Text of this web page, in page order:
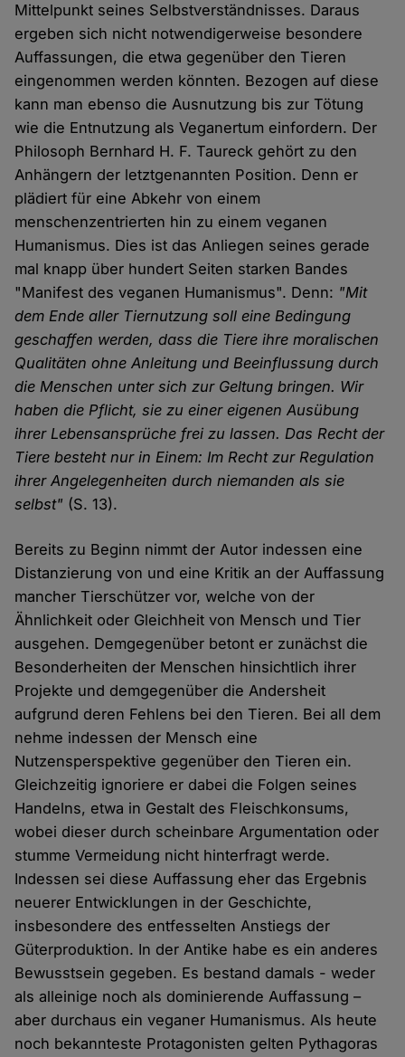
Mittelpunkt seines Selbstverständnisses. Daraus
ergeben sich nicht notwendigerweise besondere
Auffassungen, die etwa gegenüber den Tieren
eingenommen werden könnten. Bezogen auf diese
kann man ebenso die Ausnutzung bis zur Tötung
wie die Entnutzung als Veganertum einfordern. Der
Philosoph Bernhard H. F. Taureck gehört zu den
Anhängern der letztgenannten Position. Denn er
plädiert für eine Abkehr von einem
menschenzentrierten hin zu einem veganen
Humanismus. Dies ist das Anliegen seines gerade
mal knapp über hundert Seiten starken Bandes
"Manifest des veganen Humanismus". Denn: "Mit
dem Ende aller Tiernutzung soll eine Bedingung
geschaffen werden, dass die Tiere ihre moralischen
Qualitäten ohne Anleitung und Beeinflussung durch
die Menschen unter sich zur Geltung bringen. Wir
haben die Pflicht, sie zu einer eigenen Ausübung
ihrer Lebensansprüche frei zu lassen. Das Recht der
Tiere besteht nur in Einem: Im Recht zur Regulation
ihrer Angelegenheiten durch niemanden als sie
selbst" (S. 13).
Bereits zu Beginn nimmt der Autor indessen eine
Distanzierung von und eine Kritik an der Auffassung
mancher Tierschützer vor, welche von der
Ähnlichkeit oder Gleichheit von Mensch und Tier
ausgehen. Demgegenüber betont er zunächst die
Besonderheiten der Menschen hinsichtlich ihrer
Projekte und demgegenüber die Andersheit
aufgrund deren Fehlens bei den Tieren. Bei all dem
nehme indessen der Mensch eine
Nutzensperspektive gegenüber den Tieren ein.
Gleichzeitig ignoriere er dabei die Folgen seines
Handelns, etwa in Gestalt des Fleischkonsums,
wobei dieser durch scheinbare Argumentation oder
stumme Vermeidung nicht hinterfragt werde.
Indessen sei diese Auffassung eher das Ergebnis
neuerer Entwicklungen in der Geschichte,
insbesondere des entfesselten Anstiegs der
Güterproduktion. In der Antike habe es ein anderes
Bewusstsein gegeben. Es bestand damals - weder
als alleinige noch als dominierende Auffassung –
aber durchaus ein veganer Humanismus. Als heute
noch bekannteste Protagonisten gelten Pythagoras